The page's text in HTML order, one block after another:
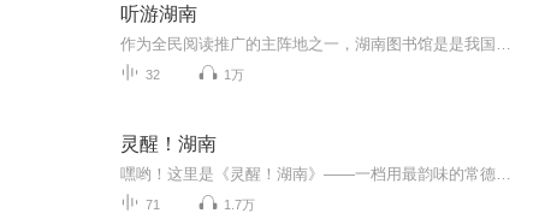
听游湖南
32 1万
灵醒！湖南
71 1.7万